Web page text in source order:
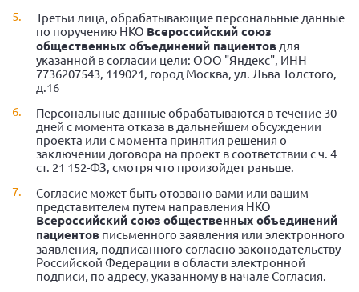
Третьи лица, обрабатывающие персональные данные
по поручению НКО Всероссийский союз
общественных объединений пациентов для
указанной в согласии цели: ООО "Яндекс", ИНН
7736207543, 119021, город Москва, ул. Льва Толстого,
д.16
Персональные данные обрабатываются в течение 30
дней с момента отказа в дальнейшем обсуждении
проекта или с момента принятия решения о
заключении договора на проект в соответствии с ч. 4
ст. 21 152-ФЗ, смотря что произойдет раньше.
Согласие может быть отозвано вами или вашим
представителем путем направления НКО
Всероссийский союз общественных объединений
пациентов письменного заявления или электронного
заявления, подписанного согласно законодательству
Российской Федерации в области электронной
подписи, по адресу, указанному в начале Согласия.